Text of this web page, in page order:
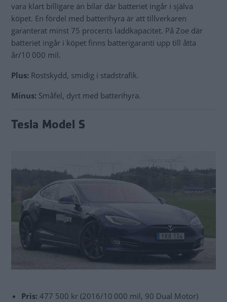
vara klart billigare än bilar där batteriet ingår i själva
köpet. En fördel med batterihyra är att tillverkaren
garanterat minst 75 procents laddkapacitet. På Zoe där
batteriet ingår i köpet finns batterigaranti upp till åtta
år/10 000 mil.
Plus: Rostskydd, smidig i stadstrafik.
Minus: Småfel, dyrt med batterihyra.
Tesla Model S
Pris: 477 500 kr (2016/10 000 mil, 90 Dual Motor)